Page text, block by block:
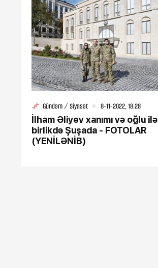
Gündəm / Siyasət 8-11-2022, 18:28
İlham Əliyev xanımı və oğlu ilə
birlikdə Şuşada - FOTOLAR
(YENİLƏNİB)